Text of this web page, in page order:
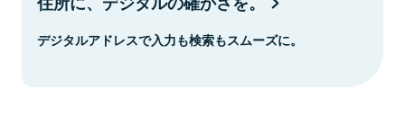
デジタルアドレスで入力も検索もスムーズに。